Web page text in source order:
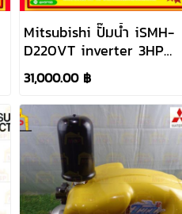
Mitsubishi ปั๊มน้ำ iSMH-
D220VT inverter 3HP
380V
31,000.00 ฿